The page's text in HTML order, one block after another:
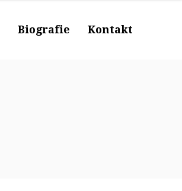
Biografie Kontakt